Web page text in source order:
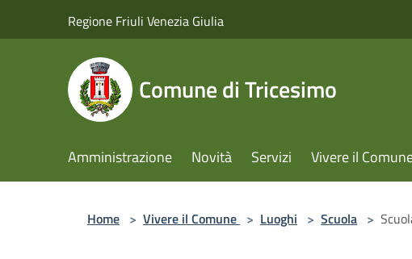
Regione Friuli Venezia Giulia
Comune di Tricesimo
Amministrazione Novità Servizi Vivere il
Home > Vivere il Comune > Luoghi > Scuola >